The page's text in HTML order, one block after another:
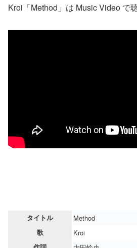
Kroi「Method」は Music Video で
タイトル Method
歌 Kroi